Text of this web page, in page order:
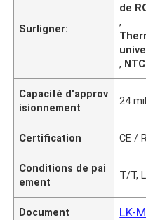
Surligner:
de
,
,
Capacité d'approv
isionnement
24
Certification CE /
Conditions de pai
ement
T/T,
Document LK-